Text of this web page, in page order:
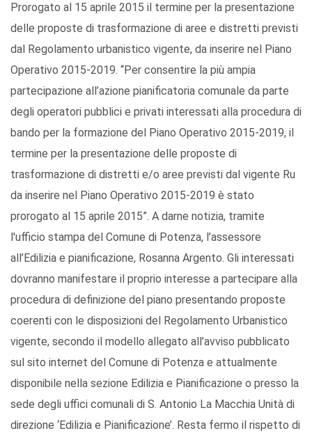
Prorogato al 15 aprile 2015 il termine per la presentazione
delle proposte di trasformazione di aree e distretti previsti
dal Regolamento urbanistico vigente, da inserire nel Piano
Operativo 2015-2019. “Per consentire la più ampia
partecipazione all’azione pianificatoria comunale da parte
degli operatori pubblici e privati interessati alla procedura di
bando per la formazione del Piano Operativo 2015-2019, il
termine per la presentazione delle proposte di
trasformazione di distretti e/o aree previsti dal vigente Ru
da inserire nel Piano Operativo 2015-2019 è stato
prorogato al 15 aprile 2015”. A darne notizia, tramite
l'ufficio stampa del Comune di Potenza, l’assessore
all’Edilizia e pianificazione, Rosanna Argento. Gli interessati
dovranno manifestare il proprio interesse a partecipare alla
procedura di definizione del piano presentando proposte
coerenti con le disposizioni del Regolamento Urbanistico
vigente, secondo il modello allegato all’avviso pubblicato
sul sito internet del Comune di Potenza e attualmente
disponibile nella sezione Edilizia e Pianificazione o presso la
sede degli uffici comunali di S. Antonio La Macchia Unità di
direzione ‘Edilizia e Pianificazione’. Resta fermo il rispetto di